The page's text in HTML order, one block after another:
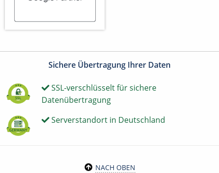
Sichere Übertragung Ihrer Daten
SSL-verschlüsselt für sichere
Datenübertragung
Serverstandort in Deutschland
NACH OBEN